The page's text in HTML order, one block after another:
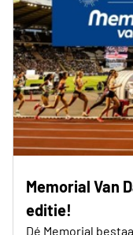
Memorial Van
editie!
Dé Memorial